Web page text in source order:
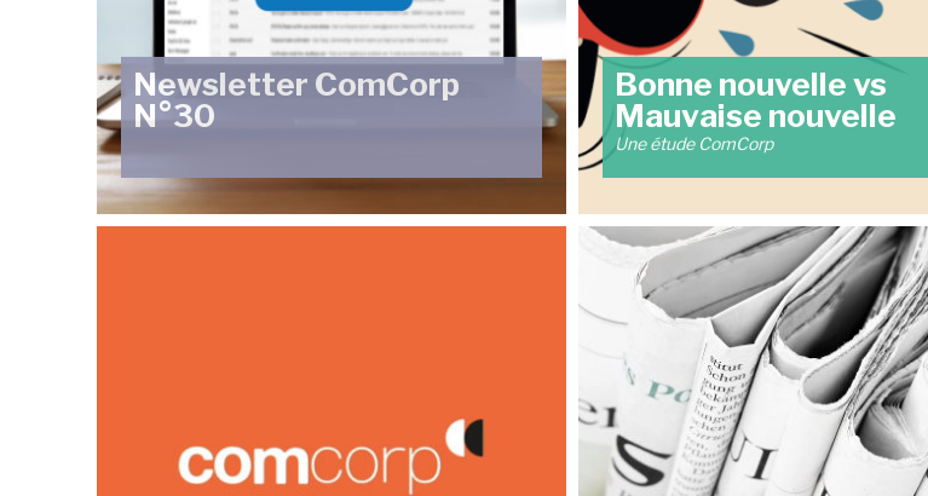
Newsletter ComCorp
N°30
Bonne nouvelle vs
Mauvaise nouvelle
Une étude ComCorp